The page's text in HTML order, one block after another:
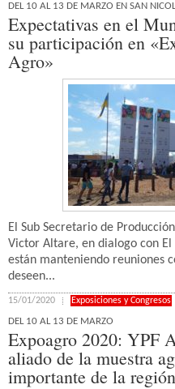
DEL 10 AL 13 DE MARZO EN SAN
Expectativas en el
su participación en
Agro»
El Sub Secretario de
Victor Altare, en dialogo con
están manteniendo reuniones
deseen...
15/01/2020 Exposiciones y Congresos
DEL 10 AL 13 DE MARZO
Expoagro 2020: YPF
aliado de la muestra
importante de la región